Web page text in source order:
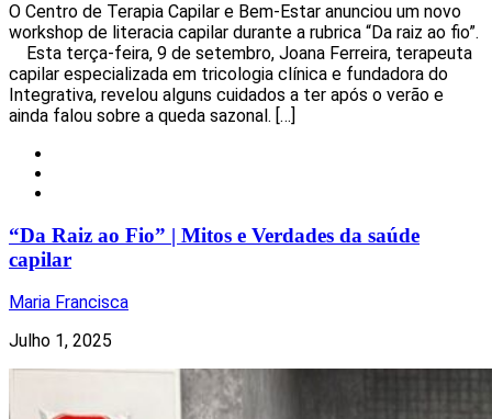
O Centro de Terapia Capilar e Bem-Estar anunciou um novo
workshop de literacia capilar durante a rubrica “Da raiz ao fio”.
Esta terça-feira, 9 de setembro, Joana Ferreira, terapeuta
capilar especializada em tricologia clínica e fundadora do
Integrativa, revelou alguns cuidados a ter após o verão e
ainda falou sobre a queda sazonal. […]
“Da Raiz ao Fio” | Mitos e Verdades da saúde
capilar
Maria Francisca
Julho 1, 2025